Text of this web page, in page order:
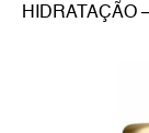
HIDRATAÇÃO